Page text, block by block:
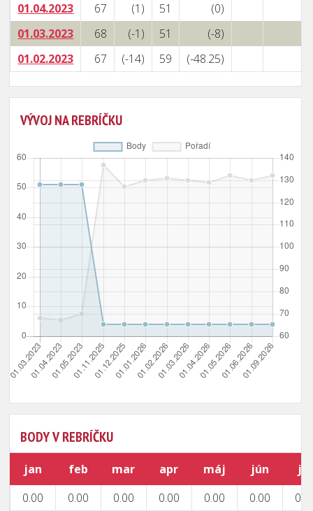
01.04.2023
67 (1) 51
(0)
01.03.2023
68 (-1) 51
(-8)
01.02.2023
67 (-14) 59 (-48.25)
VÝVOJ NA REBRÍČKU
BODY V REBRÍČKU
jan feb mar apr máj jún
júl
0.00
0.00 0.00 0.00 0.00 0.00